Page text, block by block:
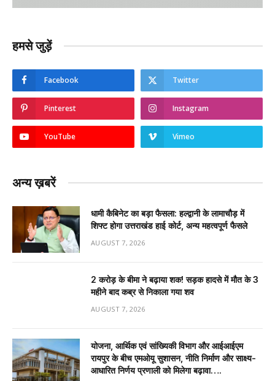
हमसे जुड़ें
Facebook Twitter
Pinterest Instagram
YouTube Vimeo
अन्य ख़बरें
धामी कैबिनेट का बड़ा फैसला: हल्द्वानी के लामाचौड़ में
शिफ्ट होगा उत्तराखंड हाई कोर्ट, अन्य महत्वपूर्ण फैसले
AUGUST 7, 2026
2 करोड़ के बीमा ने बढ़ाया शक! सड़क हादसे में मौत के 3
महीने बाद कब्र से निकाला गया शव
AUGUST 7, 2026
योजना, आर्थिक एवं सांख्यिकी विभाग और आईआईएम
रायपुर के बीच एमओयू सुशासन, नीति निर्माण और साक्ष्य-
आधारित निर्णय प्रणाली को मिलेगा बढ़ावा….